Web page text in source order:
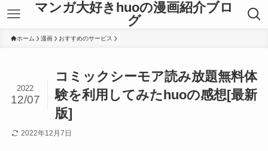
マンガ大好きhuoの漫画紹介ブロ
グ
ホーム 漫画 おすすめのサービス
コミックシーモア読み放題無料体
験を利用してみたhuoの感想[最新
版]
2022
12/07
2022年12月7日